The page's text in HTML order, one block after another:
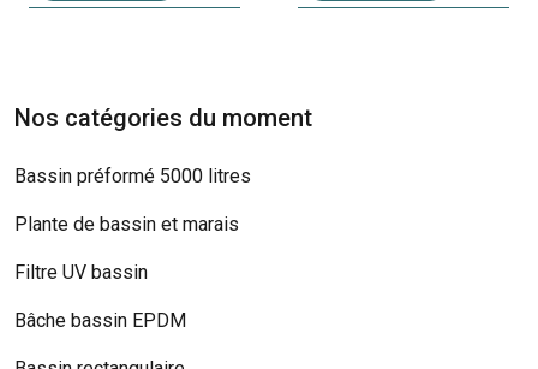
Nos catégories du moment
Bassin préformé 5000 litres
Plante de bassin et marais
Filtre UV bassin
Bâche bassin EPDM